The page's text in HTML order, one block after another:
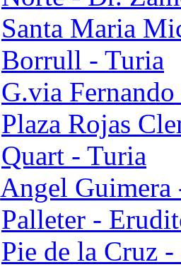
Santa Maria
Borrull - Turia
G.via
Plaza Rojas
Quart - Turia
Angel Guimera
Palleter -
Pie de la Cruz